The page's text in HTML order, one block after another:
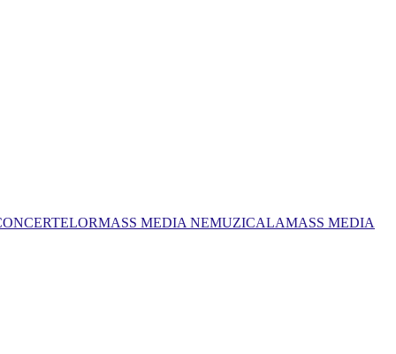
MASS MEDIA NEMUZICALAMASS MEDIA